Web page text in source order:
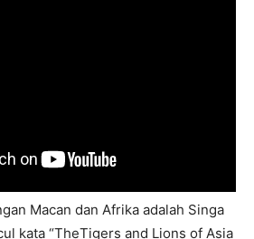
Macan dan Afrika adalah Singa
kata “TheTigers and Lions of Asia